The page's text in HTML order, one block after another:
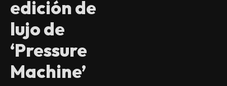
edición de
lujo de
‘Pressure
Machine’